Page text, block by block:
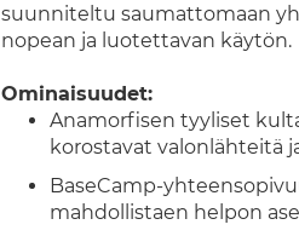
suunniteltu saumattomaan
nopean ja luotettavan käytön.
Ominaisuudet:
Anamorfisen tyyliset
korostavat valonlähteitä
BaseCamp-
mahdollistaen helpon